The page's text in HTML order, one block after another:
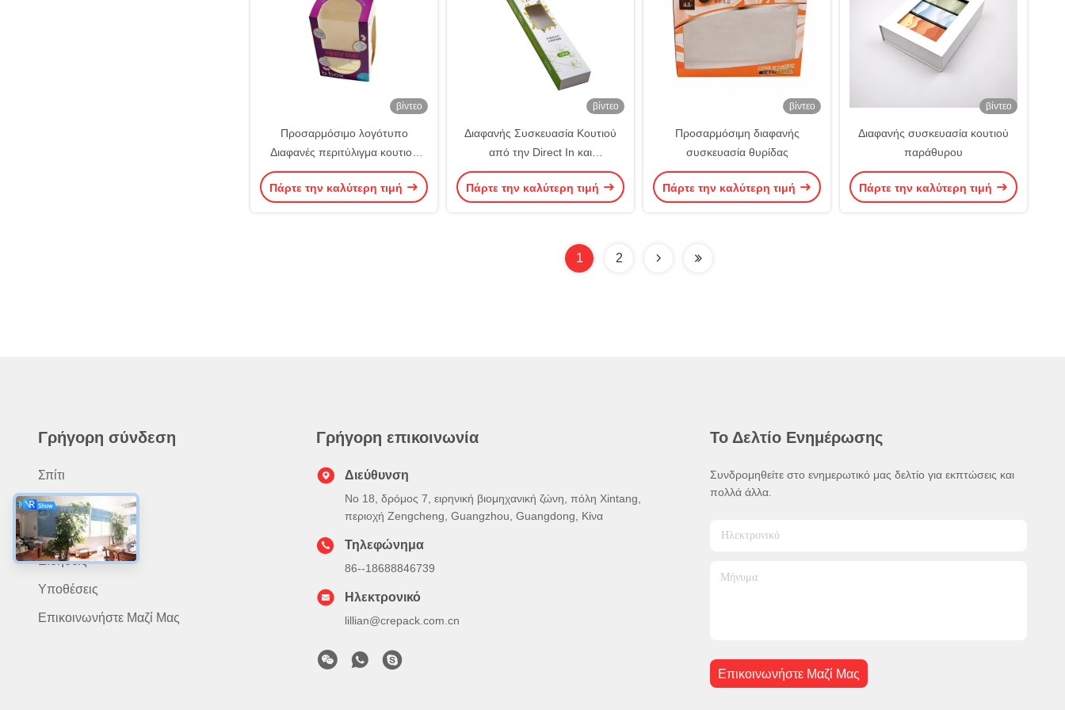
βίντεο
Προσαρμόσιμο λογότυπο
Διαφανές περιτύλιγμα κουτιού
παραθύρου PDF Προϋποθέσεις
σχεδιασμού
Πάρτε την καλύτερη τιμή
βίντεο
Διαφανής Συσκευασία Κουτιού
από την Direct In και
Προσαρμόσιμη
Πάρτε την καλύτερη τιμή
βίντεο
Προσαρμόσιμη διαφανής
συσκευασία θυρίδας
Πάρτε την καλύτερη τιμή
βίντεο
Διαφανής συσκευασία κουτιού
παράθυρου
Πάρτε την καλύτερη τιμή
1 2
Γρήγορη σύνδεση
Σπίτι
Προϊόντα
Σχετικά Με Εμάς
Ειδήσεις
Υποθέσεις
Επικοινωνήστε Μαζί Μας
Γρήγορη επικοινωνία
Διεύθυνση
Νο 18, δρόμος 7, ειρηνική βιομηχανική ζώνη, πόλη Xintang,
περιοχή Zengcheng, Guangzhou, Guangdong, Κίνα
Τηλεφώνημα
86--18688846739
Ηλεκτρονικό
lillian@crepack.com.cn
Το Δελτίο Ενημέρωσης
Συνδρομηθείτε στο ενημερωτικό μας δελτίο για εκπτώσεις και
πολλά άλλα.
Επικοινωνήστε Μαζί Μας